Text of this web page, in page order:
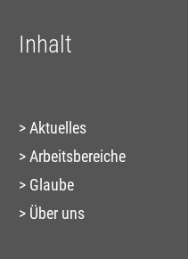
Inhalt
Aktuelles
Arbeitsbereiche
Glaube
Über uns